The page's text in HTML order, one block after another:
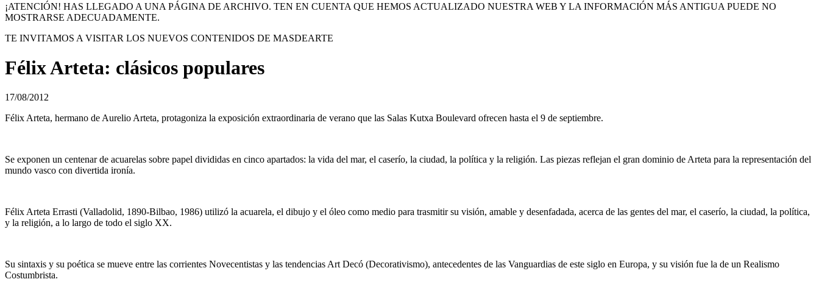
¡ATENCIÓN! HAS LLEGADO A UNA PÁGINA DE ARCHIVO. TEN EN CUENTA QUE HEMOS ACTUALIZADO NUESTRA WEB Y LA INFORMACIÓN MÁS ANTIGUA PUEDE NO
MOSTRARSE ADECUADAMENTE.
TE INVITAMOS A VISITAR LOS NUEVOS CONTENIDOS DE MASDEARTE
Félix Arteta: clásicos populares
17/08/2012
Félix Arteta, hermano de Aurelio Arteta, protagoniza la exposición extraordinaria de verano que las Salas Kutxa Boulevard ofrecen hasta el 9 de septiembre.
Se exponen un centenar de acuarelas sobre papel divididas en cinco apartados: la vida del mar, el caserío, la ciudad, la política y la religión. Las piezas reflejan el gran dominio de Arteta para la representación del
mundo vasco con divertida ironía.
Félix Arteta Errasti (Valladolid, 1890-Bilbao, 1986) utilizó la acuarela, el dibujo y el óleo como medio para trasmitir su visión, amable y desenfadada, acerca de las gentes del mar, el caserío, la ciudad, la política,
y la religión, a lo largo de todo el siglo XX.
Su sintaxis y su poética se mueve entre las corrientes Novecentistas y las tendencias Art Decó (Decorativismo), antecedentes de las Vanguardias de este siglo en Europa, y su visión fue la de un Realismo
Costumbrista.